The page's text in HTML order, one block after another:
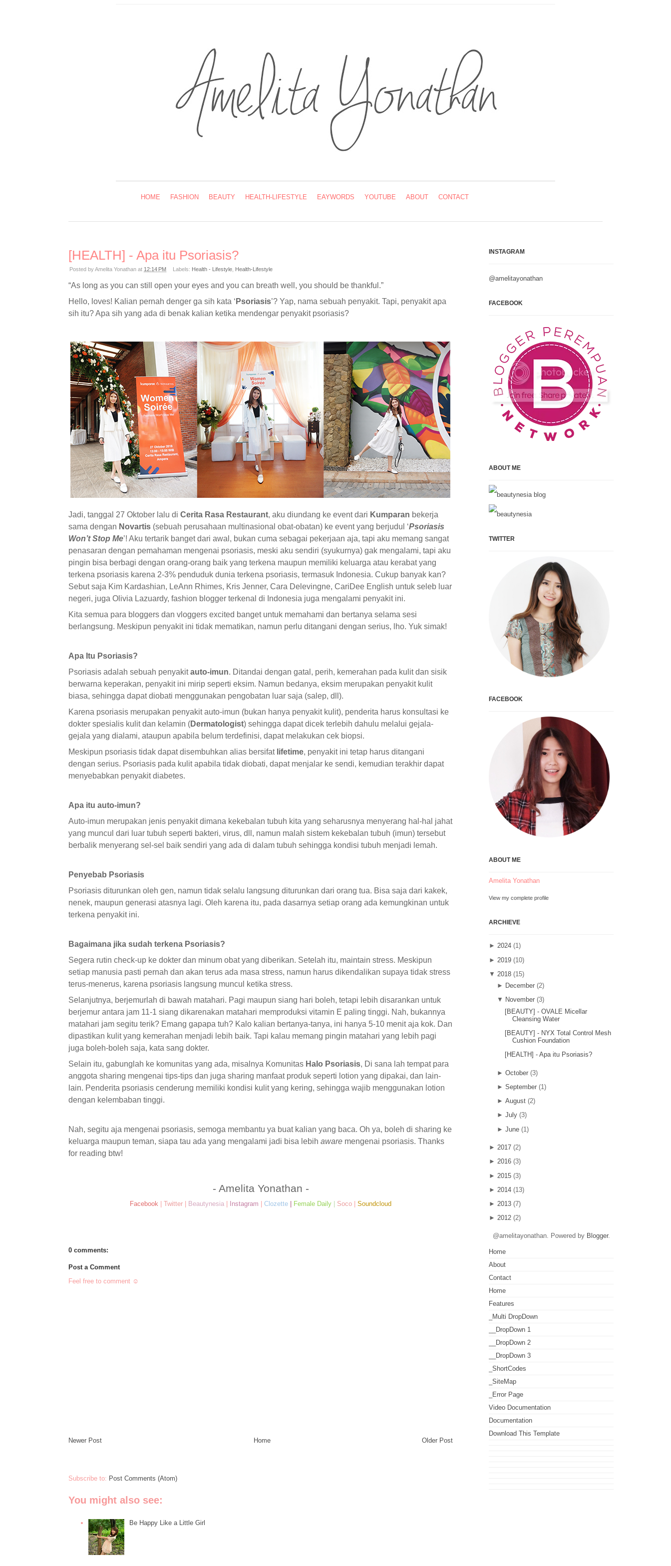
HOME FASHION BEAUTY HEALTH-LIFESTYLE EAYWORDS YOUTUBE ABOUT CONTACT
[HEALTH] - Apa itu Psoriasis?
Posted byAmelita Yonathan at 12:14 PM Labels: Health - Lifestyle Health-Lifestyle
“As long as you can still open your eyes and you can breath well, you should be thankful.”
Hello, loves! Kalian pernah denger ga sih kata ‘ Psoriasis’? Yap, nama sebuah penyakit. Tapi, penyakit apa
sih itu? Apa sih yang ada di benak kalian ketika mendengar penyakit psoriasis?
Jadi, tanggal 27 Oktober lalu di Cerita Rasa Restaurant, aku diundang ke event dari Kumparan bekerja
sama dengan Novartis (sebuah perusahaan multinasional obat-obatan) ke event yang berjudul ‘Psoriasis
Won’t Stop Me’! Aku tertarik banget dari awal, bukan cuma sebagai pekerjaan aja, tapi aku memang sangat
penasaran dengan pemahaman mengenai psoriasis, meski aku sendiri (syukurnya) gak mengalami, tapi aku
pingin bisa berbagi dengan orang-orang baik yang terkena maupun memiliki keluarga atau kerabat yang
terkena psoriasis karena 2-3% penduduk dunia terkena psoriasis, termasuk Indonesia. Cukup banyak kan?
Sebut saja Kim Kardashian, LeAnn Rhimes, Kris Jenner, Cara Delevingne, CariDee English untuk seleb luar
negeri, juga Olivia Lazuardy, fashion blogger terkenal di Indonesia juga mengalami penyakit ini.
Kita semua para bloggers dan vloggers excited banget untuk memahami dan bertanya selama sesi
berlangsung. Meskipun penyakit ini tidak mematikan, namun perlu ditangani dengan serius, lho. Yuk simak!
Apa Itu Psoriasis?
Psoriasis adalah sebuah penyakitauto-imun. Ditandai dengan gatal, perih, kemerahan pada kulit dan sisik
berwarna keperakan, penyakit ini mirip seperti eksim. Namun bedanya, eksim merupakan penyakit kulit
biasa, sehingga dapat diobati menggunakan pengobatan luar saja (salep, dll).
Karena psoriasis merupakan penyakit auto-imun (bukan hanya penyakit kulit), penderita harus konsultasi ke
dokter spesialis kulit dan kelamin (Dermatologist) sehingga dapat dicek terlebih dahulu melalui gejala-
gejala yang dialami, ataupun apabila belum terdefinisi, dapat melakukan cek biopsi.
Meskipun psoriasis tidak dapat disembuhkan alias bersifat lifetime, penyakit ini tetap harus ditangani
dengan serius. Psoriasis pada kulit apabila tidak diobati, dapat menjalar ke sendi, kemudian terakhir dapat
menyebabkan penyakit diabetes.
Apa itu auto-imun?
Auto-imun merupakan jenis penyakit dimana kekebalan tubuh kita yang seharusnya menyerang hal-hal jahat
yang muncul dari luar tubuh seperti bakteri, virus, dll, namun malah sistem kekebalan tubuh (imun) tersebut
berbalik menyerang sel-sel baik sendiri yang ada di dalam tubuh sehingga kondisi tubuh menjadi lemah.
Penyebab Psoriasis
Psoriasis diturunkan oleh gen, namun tidak selalu langsung diturunkan dari orang tua. Bisa saja dari kakek,
nenek, maupun generasi atasnya lagi. Oleh karena itu, pada dasarnya setiap orang ada kemungkinan untuk
terkena penyakit ini.
Bagaimana jika sudah terkena Psoriasis?
Segera rutin check-up ke dokter dan minum obat yang diberikan. Setelah itu, maintain stress. Meskipun
setiap manusia pasti pernah dan akan terus ada masa stress, namun harus dikendalikan supaya tidak stress
terus-menerus, karena psoriasis langsung muncul ketika stress.
Selanjutnya, berjemurlah di bawah matahari. Pagi maupun siang hari boleh, tetapi lebih disarankan untuk
berjemur antara jam 11-1 siang dikarenakan matahari memproduksi vitamin E paling tinggi. Nah, bukannya
matahari jam segitu terik? Emang gapapa tuh? Kalo kalian bertanya-tanya, ini hanya 5-10 menit aja kok. Dan
dipastikan kulit yang kemerahan menjadi lebih baik. Tapi kalau memang pingin matahari yang lebih pagi
juga boleh-boleh saja, kata sang dokter.
Selain itu, gabunglah ke komunitas yang ada, misalnya Komunitas Halo Psoriasis, Di sana lah tempat para
anggota sharing mengenai tips-tips dan juga sharing manfaat produk seperti lotion yang dipakai, dan lain-
lain. Penderita psoriasis cenderung memiliki kondisi kulit yang kering, sehingga wajib menggunakan lotion
dengan kelembaban tinggi.
Nah, segitu aja mengenai psoriasis, semoga membantu ya buat kalian yang baca. Oh ya, boleh di sharing ke
keluarga maupun teman, siapa tau ada yang mengalami jadi bisa lebih aware mengenai psoriasis. Thanks
for reading btw!
- Amelita Yonathan -
Facebook Twitter Beautynesia Instagram Clozette Female Daily Soco Soundcloud
0 comments:
Post a Comment
Feel free to comment ☺
Newer Post Older Post
Home
Subscribe to: Post Comments (Atom)
You might also see:
Be Happy Like a Little Girl
INSTAGRAM
@amelitayonathan
FACEBOOK
ABOUT ME
TWITTER
FACEBOOK
ABOUT ME
Amelita Yonathan
View my complete profile
ARCHIEVE
► 2024 (1)
► 2019 (10)
▼ 2018 (15)
► December (2)
▼ November (3)
[BEAUTY] - OVALE Micellar
Cleansing Water
[BEAUTY] - NYX Total Control Mesh
Cushion Foundation
[HEALTH] - Apa itu Psoriasis?
► October (3)
► September (1)
► August (2)
► July (3)
► June (1)
► 2017 (2)
► 2016 (3)
► 2015 (3)
► 2014 (13)
► 2013 (7)
► 2012 (2)
@amelitayonathan. Powered by Blogger.
Home
About
Contact
Home
Features
_Multi DropDown
__DropDown 1
__DropDown 2
__DropDown 3
_ShortCodes
_SiteMap
_Error Page
Video Documentation
Documentation
Download This Template